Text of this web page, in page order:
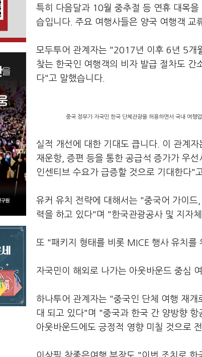
특히 다음달과 10월 중추절 등 연휴 대목
습입니다. 주요 여행사들은 양국 여행객 교
모두투어 관계자는 "2017년 이후 6년 5개
찾는 한국인 여행객의 비자 발급 절차도
다"고 말했습니다.
중국 정부가 자국민 한국 단체관광을 허용하면서 국내 여행
실적 개선에 대한 기대도 큽니다. 이 관계
재운항, 증편 등을 통한 공급석 증가가 우
인센티브 수요가 급증할 것으로 기대한다"
유커 유치 전략에 대해서는 "중국어 가이
력을 하고 있다"며 "한국관광공사 및 지자
또 "패키지 형태를 비롯 MICE 행사 유치를
자국민이 해외로 나가는 아웃바운드 중심
하나투어 관계자는 "중국인 단체 여행 재개
대 되고 있다"며 "중국과 한국 간 양방향
아웃바운드에도 긍정적 영향 미칠 것으로